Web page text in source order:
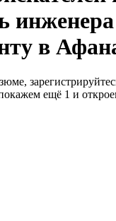
в
ещё 1 и